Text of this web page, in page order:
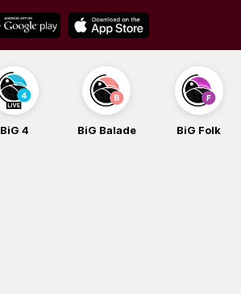
BiG 4 BiG Balade BiG Folk